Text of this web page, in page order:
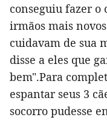
conseguiu fazer o
irmãos mais
cuidavam de sua
disse a eles que
bem".Para
espantar seus 3
socorro pudesse